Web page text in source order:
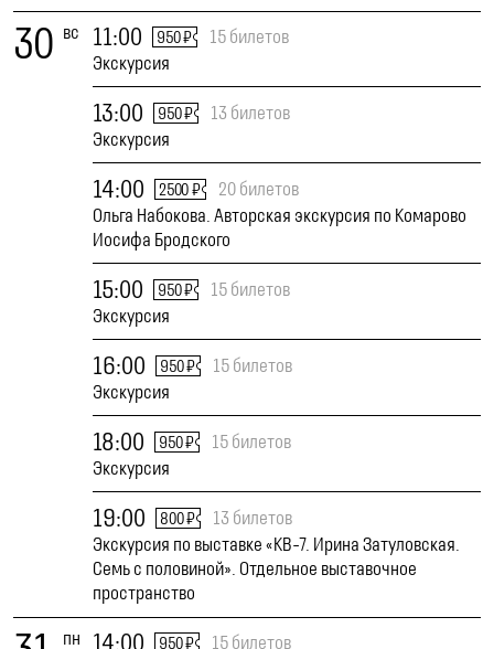
30 вс 11:00 950 ₽
15 билетов
Экскурсия
13:00 950 ₽
13 билетов
Экскурсия
14:00 2500 ₽
20 билетов
Ольга Набокова. Авторская экскурсия по Комарово
Иосифа Бродского
15:00 950 ₽
15 билетов
Экскурсия
16:00 950 ₽
15 билетов
Экскурсия
18:00 950 ₽
15 билетов
Экскурсия
19:00 800 ₽
13 билетов
Экскурсия по выставке «КВ-7. Ирина Затуловская.
Семь с половиной». Отдельное выставочное
пространство
пн 14:00 950 ₽ 15 билетов